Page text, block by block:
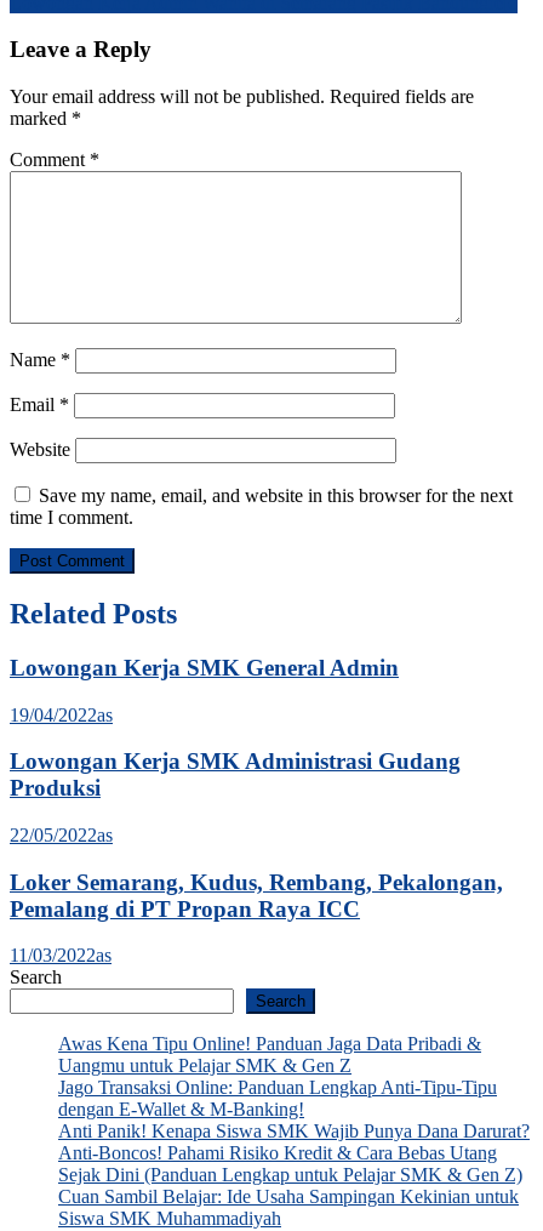
navigation
Leave a Reply
Your email address will not be published. Required fields are
marked *
Comment *
Name *
Email *
Website
Save my name, email, and website in this browser for the next
time I comment.
Related Posts
Lowongan Kerja SMK General Admin
19/04/2022as
Lowongan Kerja SMK Administrasi Gudang
Produksi
22/05/2022as
Loker Semarang, Kudus, Rembang, Pekalongan,
Pemalang di PT Propan Raya ICC
11/03/2022as
Search
Search
Awas Kena Tipu Online! Panduan Jaga Data Pribadi &
Uangmu untuk Pelajar SMK & Gen Z
Jago Transaksi Online: Panduan Lengkap Anti-Tipu-Tipu
dengan E-Wallet & M-Banking!
Anti Panik! Kenapa Siswa SMK Wajib Punya Dana Darurat?
Anti-Boncos! Pahami Risiko Kredit & Cara Bebas Utang
Sejak Dini (Panduan Lengkap untuk Pelajar SMK & Gen Z)
Cuan Sambil Belajar: Ide Usaha Sampingan Kekinian untuk
Siswa SMK Muhammadiyah